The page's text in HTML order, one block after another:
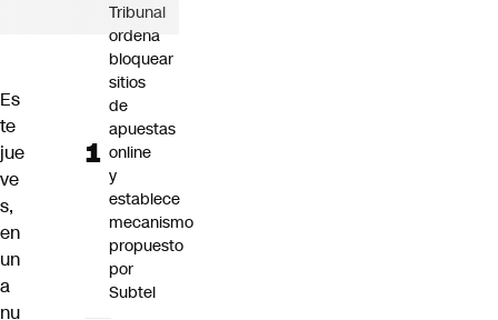
Es
te
jue
ve
s,
en
un
a
nu
Tribunal
ordena
bloquear
sitios
de
apuestas
online
y
establece
mecanismo
propuesto
por
Subtel